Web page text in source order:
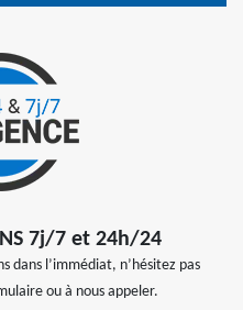
7j/7 et 24h/24
dans l’immédiat, n’hésitez pas
ou à nous appeler.